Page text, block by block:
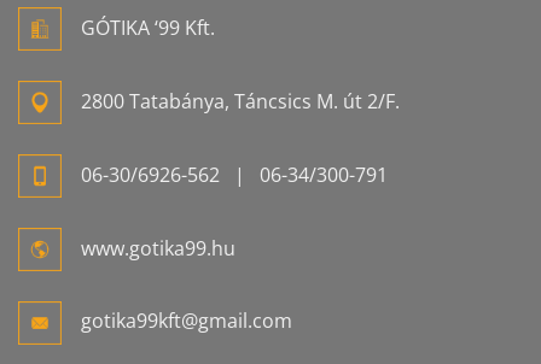
GÓTIKA ‘99 Kft.
2800 Tatabánya, Táncsics M. út 2/F.
06-30/6926-562 | 06-34/300-791
www.gotika99.hu
gotika99kft@gmail.com